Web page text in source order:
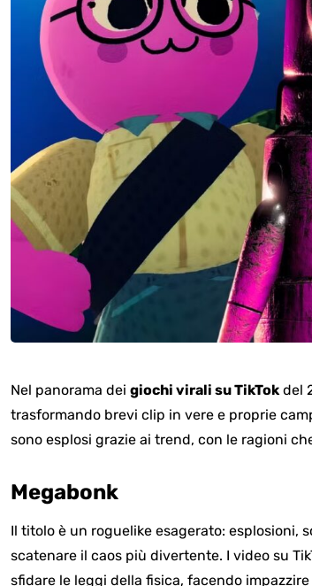
Nel panorama dei giochi virali su TikTokdel
trasformando brevi clip in vere e proprie
sono esplosi grazie ai trend, con le ragioni
Megabonk
Il titolo è un roguelike esagerato: esplosioni,
scatenare il caos più divertente. I video su
sfidare le leggi della fisica, facendo